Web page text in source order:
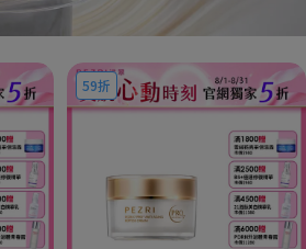
59折